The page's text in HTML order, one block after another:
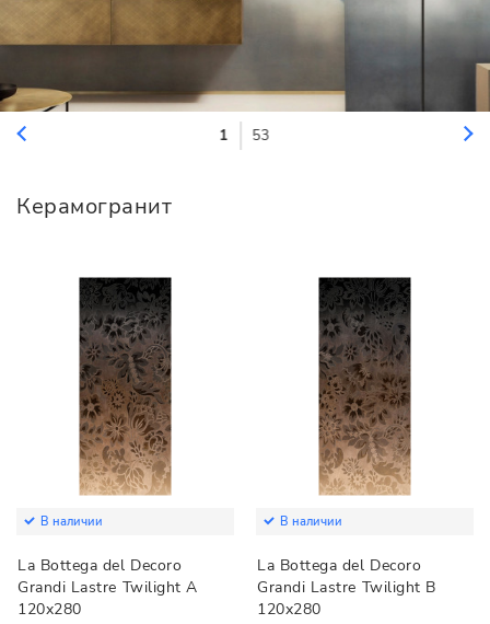
1 53
Керамогранит
В наличии
La Bottega del Decoro
Grandi Lastre Twilight A
120x280
В наличии
La Bottega del Decoro
Grandi Lastre Twilight B
120x280